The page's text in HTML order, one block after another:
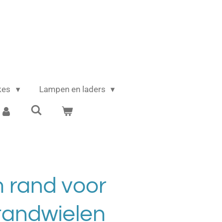
Lampen en laders
rand voor